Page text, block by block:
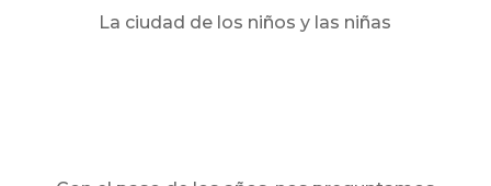
La ciudad de los niños y las niñas